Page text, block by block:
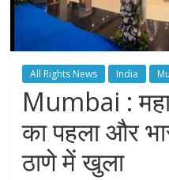
All Rights News India
Mumbai :
का पहला और
ठाणे में खुला